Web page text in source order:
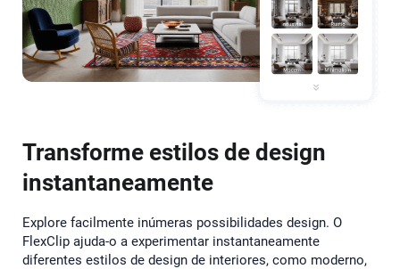
Transforme estilos de design
instantaneamente
Explore facilmente inúmeras possibilidades design. O
FlexClip ajuda-o a experimentar instantaneamente
diferentes estilos de design de interiores, como moderno,